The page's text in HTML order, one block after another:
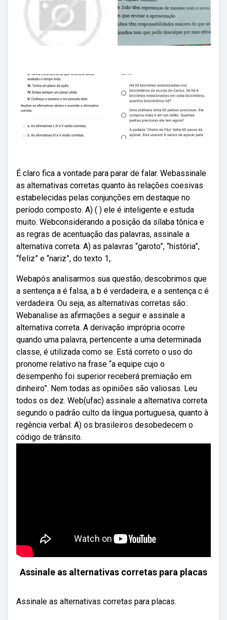
É claro fica a vontade para parar de falar. Webassinale
as alternativas corretas quanto às relações coesivas
estabelecidas pelas conjunções em destaque no
período composto. A) ( ) ele é inteligente e estuda
muito. Webconsiderando a posição da sílaba tônica e
as regras de acentuação das palavras, assinale a
alternativa correta: A) as palavras “garoto”, “história”,
“feliz” e “nariz”, do texto 1,.
Webapós analisarmos sua questão, descobrimos que
a sentença a é falsa, a b é verdadeira, e a sentença c é
verdadeira. Ou seja, as alternativas corretas são:.
Webanalise as afirmações a seguir e assinale a
alternativa correta. A derivação imprópria ocorre
quando uma palavra, pertencente a uma determinada
classe, é utilizada como se. Está correto o uso do
pronome relativo na frase “a equipe cujo o
desempenho foi superior receberá premiação em
dinheiro”. Nem todas as opiniões são valiosas. Leu
todos os dez. Web(ufac) assinale a alternativa correta
segundo o padrão culto da língua portuguesa, quanto à
regência verbal: A) os brasileiros desobedecem o
código de trânsito.
Assinale as alternativas corretas para placas
Assinale as alternativas corretas para placas.